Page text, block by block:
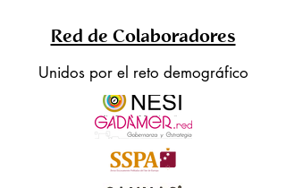
Red de Colaboradores
Unidos por el reto demográfico